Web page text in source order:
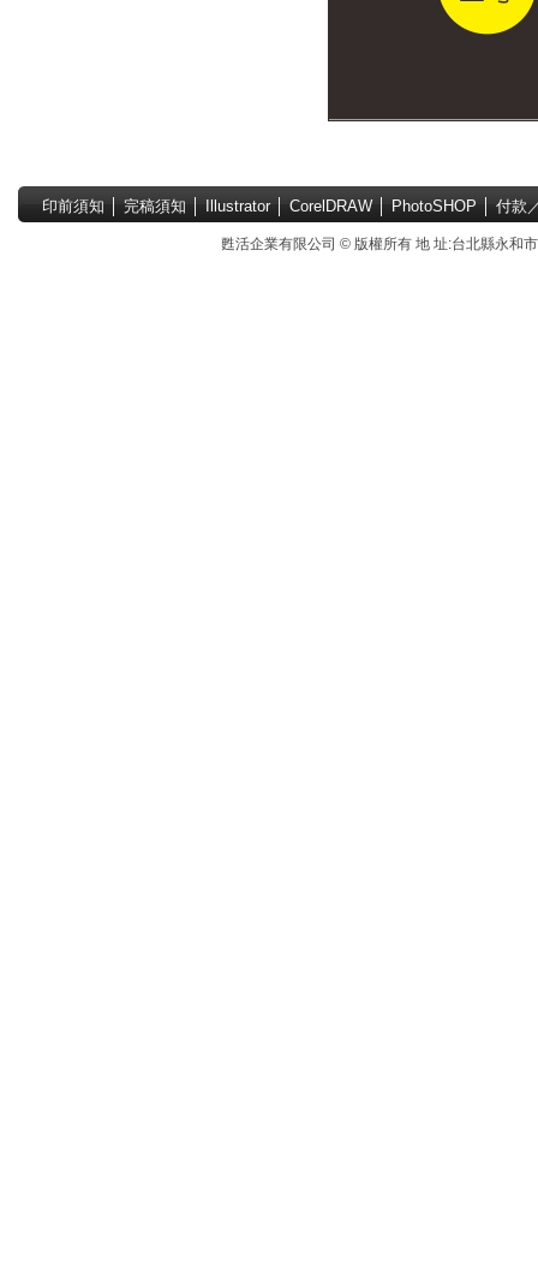
印前須知 完稿須知 Illustrator│ CorelDRAW│ PhotoSHOP 付款
甦活企業有限公司 © 版權所有 地 址:台北縣永